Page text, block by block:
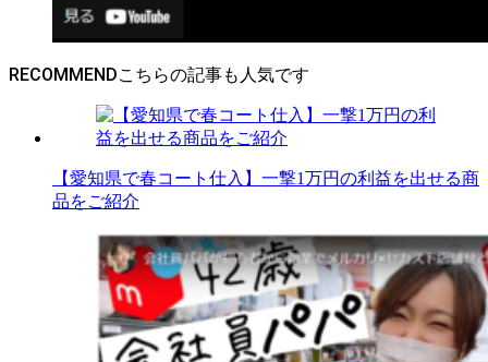
RECOMMEND
【愛知県で春コート仕入】一撃1万円の利益を出せる商
品をご紹介